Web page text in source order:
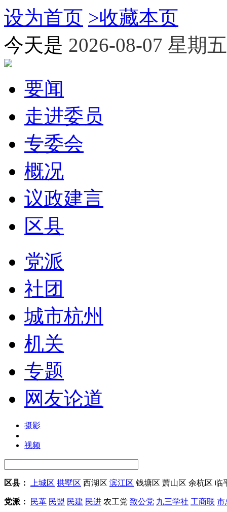
设为首页 >收藏本页
今天是 2026-08-07 星期五
要闻
走进委员
专委会
概况
议政建言
区县
党派
社团
城市杭州
机关
专题
网友论道
摄影
视频
区县： 上城区 拱墅区 西湖区 滨江区 钱塘区 萧山区 余杭区 临
党派： 民革 民盟 民建 民进 农工党 致公党 九三学社 工商联 市